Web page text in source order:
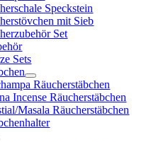
Speckstein
mit Sieb
Set
Sets
Räucherstäbchen
Incense Räucherstäbchen
Masala Räucherstäbchen